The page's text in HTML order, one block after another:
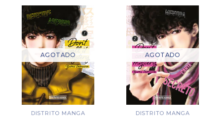
AGOTADO
DISTRITO MANGA
AGOTADO
DISTRITO MANGA